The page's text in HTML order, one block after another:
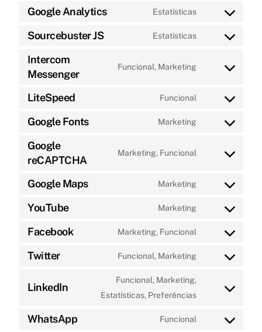
wordpress
complianz
Google Analytics Estatísticas
Consent
google-
Sourcebuster JS Estatísticas
Consent
service
Intercom
Messenger
Funcional, Marketing
Consent
service
intercom-
LiteSpeed Funcional
Consent
litespeed
Google Fonts Marketing
Consent
service
Google
reCAPTCHA
Marketing, Funcional
Consent
service
google-
Google Maps Marketing
Consent
google-
YouTube Marketing
Consent
youtube
Facebook Marketing, Funcional
Consent
facebook
Twitter Funcional, Marketing
Consent
service
LinkedIn
Funcional, Marketing,
Estatísticas, Preferências
Consent
service
WhatsApp Funcional
Consent